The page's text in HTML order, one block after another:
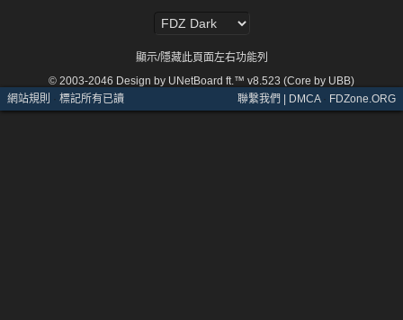
顯示/隱藏此頁面左右功能列
© 2003-2046 Design by UNetBoard ft.™ v8.523 (Core by UBB)
網站規則 · 標記所有已讀 聯繫我們 | DMCA· FDZone.ORG